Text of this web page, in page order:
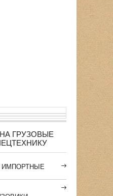
ГРУЗОВЫЕ
ИМПОРТНЫЕ